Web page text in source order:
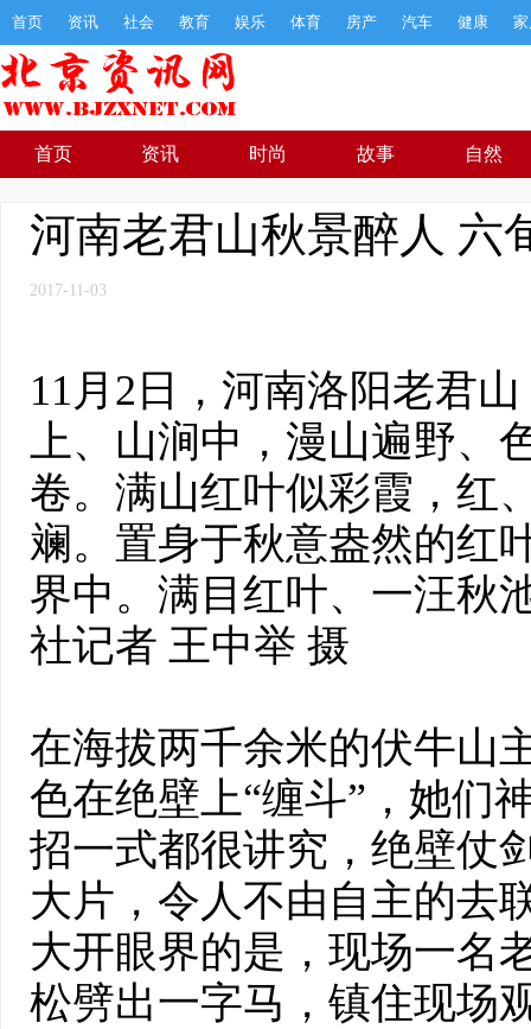
首页 资讯 社会 教育 娱乐 体育 房产 汽车 健康
首页 资讯 时尚 故事 自然
河南老君山秋景醉人 六
2017-11-03
11月2日，河南洛阳老君
上、山涧中，漫山遍野、
卷。满山红叶似彩霞，红
斓。置身于秋意盎然的红
界中。满目红叶、一汪秋
社记者 王中举 摄
在海拔两千余米的伏牛山
色在绝壁上“缠斗”，她们
招一式都很讲究，绝壁仗
大片，令人不由自主的去
大开眼界的是，现场一名
松劈出一字马，镇住现场